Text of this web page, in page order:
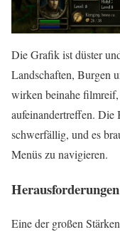
Die Grafik ist düster
Landschaften, Burgen
wirken beinahe filmreif,
aufeinandertreffen. Die
schwerfällig, und es
Menüs zu navigieren.
Eine der großen